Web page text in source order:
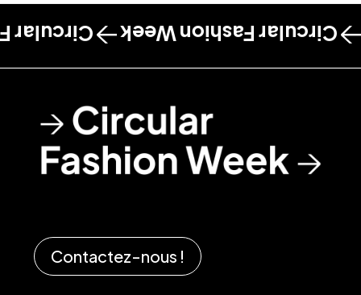
Circular Fashion Week
Week
Contactez-nous !